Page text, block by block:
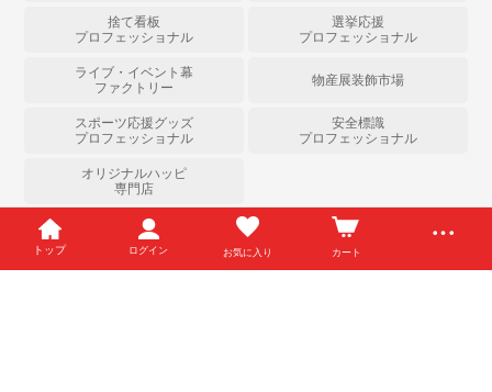
捨て看板
プロフェッショナル
選挙応援
プロフェッショナル
ライブ・イベント幕
ファクトリー
物産展装飾市場
スポーツ応援グッズ
プロフェッショナル
安全標識
プロフェッショナル
オリジナルハッピ
専門店
Copyright (c) のぼりストア All Right Reserved.
トップ ログイン お気に入り カート